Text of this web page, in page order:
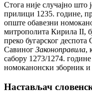
Стога није случајно што
прилици 1235. године,
опште обавезни
митрополита Кирила II,
преко бугарског деспота
Савиног Законоправила,
сабору 1273/1274.
номоканонски зборник и
Настављач